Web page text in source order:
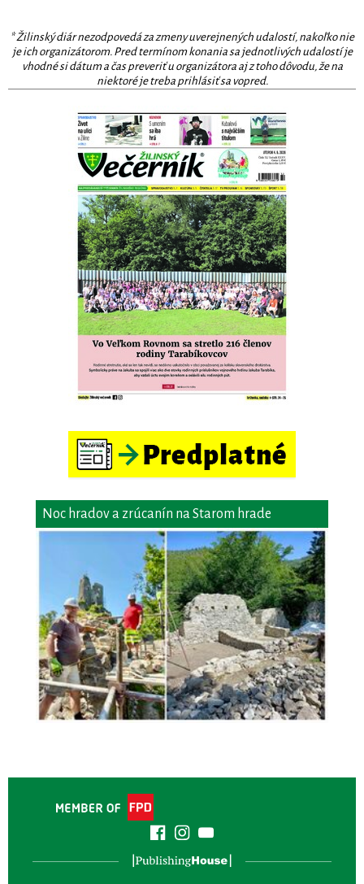
* Žilinský diár nezodpovedá za zmeny uverejnených udalostí, nakoľko nie
je ich organizátorom. Pred termínom konania sa jednotlivých udalostí je
vhodné si dátum a čas preveriť u organizátora aj z toho dôvodu, že na
niektoré je treba prihlásiť sa vopred.
Noc hradov a zrúcanín na Starom hrade